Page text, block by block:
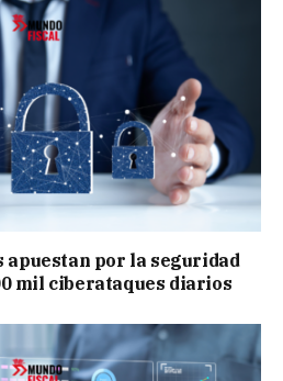
apuestan por la seguridad
mil ciberataques diarios